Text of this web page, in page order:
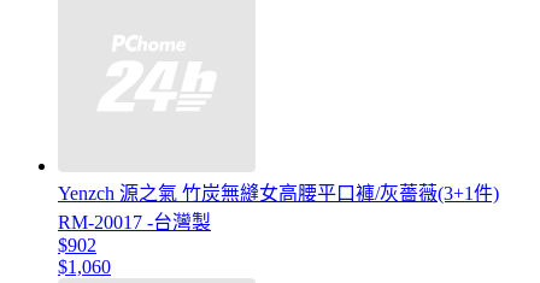
Yenzch 源之氣 竹炭無縫女高腰平口褲/灰薔薇(3+1件)
RM-20017 -台灣製
$902
$1,060